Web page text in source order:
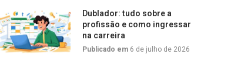
Dublador: tudo sobre a
profissão e como ingressar
na carreira
Publicado em 6 de julho de 2026